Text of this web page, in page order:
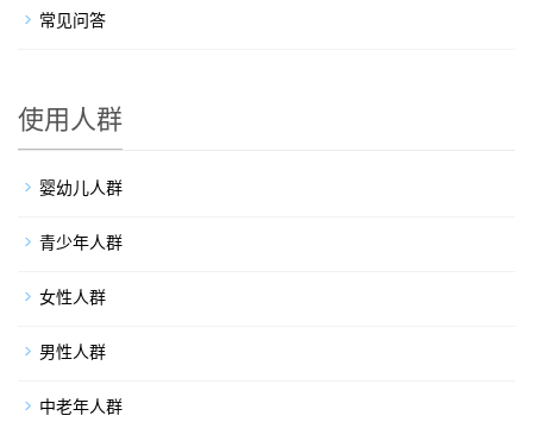
常见问答
使用人群
婴幼儿人群
青少年人群
女性人群
男性人群
中老年人群